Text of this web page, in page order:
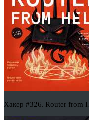
Хакер #326. Router from